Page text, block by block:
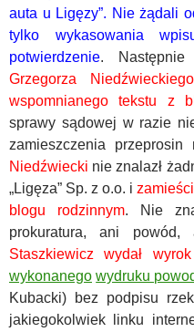
auta u Ligęzy”. Nie żądali
tylko wykasowania
potwierdzenie. Następnie
Grzegorza
wspomnianego tekstu z
sprawy sądowej w razie
zamieszczenia
Niedźwiecki nie znalazł
„Ligęza” Sp. z o.o. i
blogu rodzinnym. Nie
prokuratura, ani
Staszkiewicz wydał
wykonanego wydruku
Kubacki) bez podpisu
jakiegokolwiek linku